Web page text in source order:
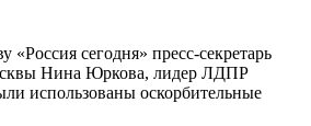
«Россия сегодня» пресс-секретарь
Нина Юркова, лидер ЛДПР
использованы оскорбительные